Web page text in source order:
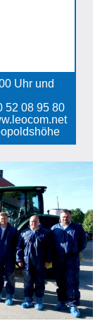
Uhr und
52 08 95 80